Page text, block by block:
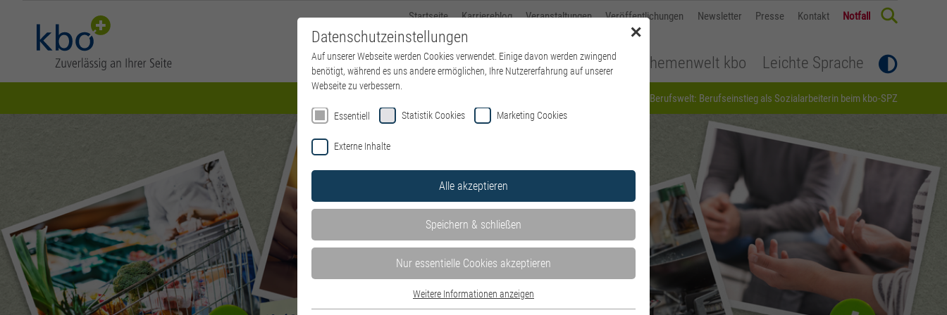
Über kbo Standorte kbo-Karriere Ausbildung Themenwelt kbo Leichte Sprache
Startseite Karriereblog Veranstaltungen Veröffentlichungen Newsletter Presse Kontakt Notfall
Von der Uni in die Berufswelt: Berufseinstieg als Sozialarbeiterin beim kbo-SPZ
✕
Datenschutzeinstellungen
Auf unserer Webseite werden Cookies verwendet. Einige davon werden zwingend
benötigt, während es uns andere ermöglichen, Ihre Nutzererfahrung auf unserer
Webseite zu verbessern.
Essentiell Statistik Cookies Marketing Cookies
Externe Inhalte
Alle akzeptieren
Speichern & schließen
Nur essentielle Cookies akzeptieren
Weitere Informationen anzeigen